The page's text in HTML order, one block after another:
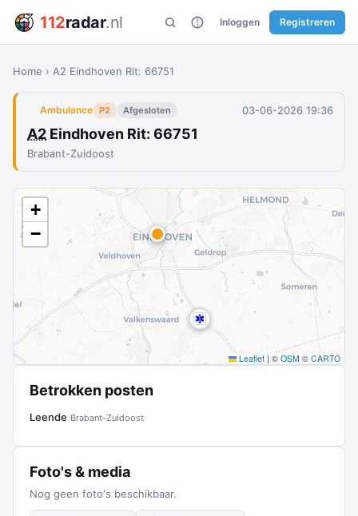
112radar.nl Inloggen Registreren
Home › A2 Eindhoven Rit: 66751
Ambulance P2 Afgesloten 03-06-2026 19:36
A2 Eindhoven Rit: 66751
Brabant-Zuidoost
+
−
Leaflet | © OSM © CARTO
Betrokken posten
Leende Brabant-Zuidoost
Foto's & media
Nog geen foto's beschikbaar.